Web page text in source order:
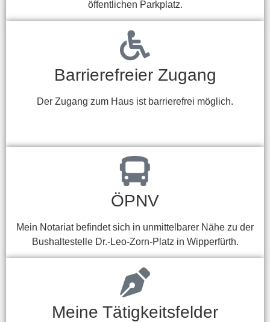
öffentlichen Parkplatz.
Barrierefreier Zugang
Der Zugang zum Haus ist barrierefrei möglich.
ÖPNV
Mein Notariat befindet sich in unmittelbarer Nähe zu der
Bushaltestelle Dr.-Leo-Zorn-Platz in Wipperfürth.
Meine Tätigkeitsfelder